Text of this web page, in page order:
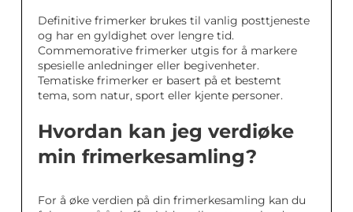
Definitive frimerker brukes til vanlig posttjeneste
og har en gyldighet over lengre tid.
Commemorative frimerker utgis for å markere
spesielle anledninger eller begivenheter.
Tematiske frimerker er basert på et bestemt
tema, som natur, sport eller kjente personer.
Hvordan kan jeg verdiøke
min frimerkesamling?
For å øke verdien på din frimerkesamling kan du